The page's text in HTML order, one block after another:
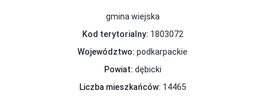
gmina wiejska
Kod terytorialny: 1803072
Województwo: podkarpackie
Powiat: dębicki
Liczba mieszkańców: 14465